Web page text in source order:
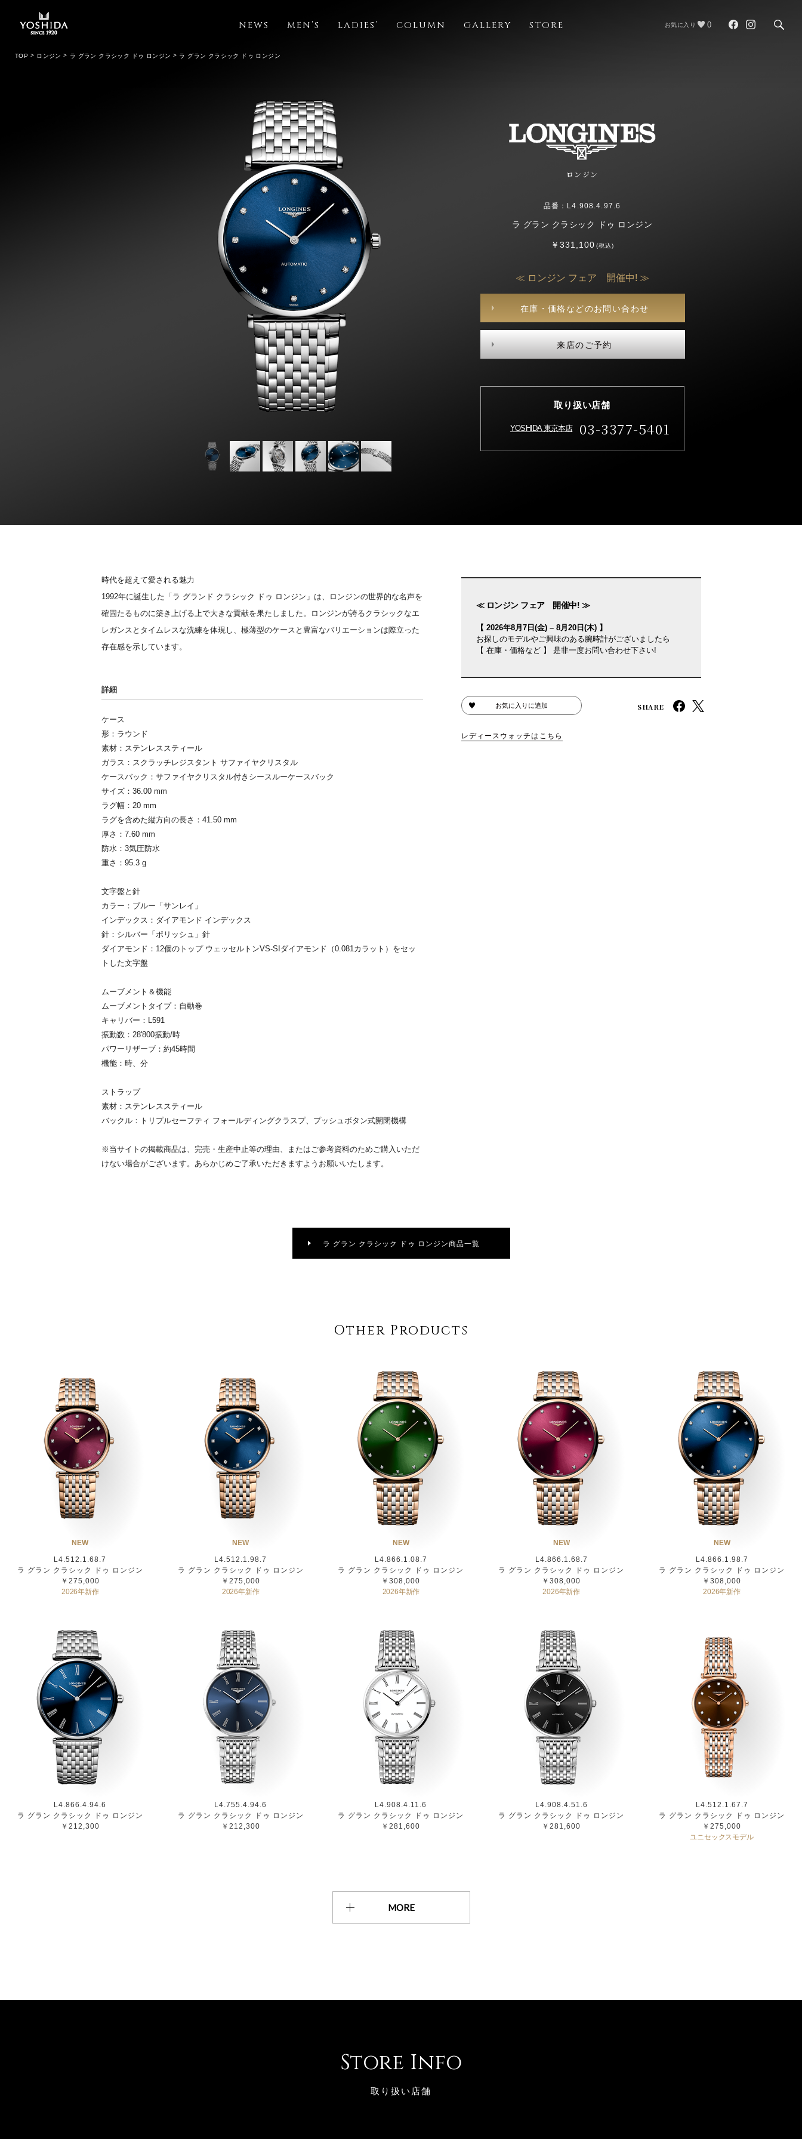
NEWS MEN’S LADIES’ COLUMN GALLERY STORE お気に入り 0
ロンジン
品番：L4.908.4.97.6
ラ グラン クラシック ドゥ ロンジン
￥331,100(税込)
≪ ロンジン フェア 開催中! ≫
在庫・価格などのお問い合わせ
来店のご予約
取り扱い店舗
YOSHIDA 東京本店 03-3377-5401
TOP ロンジン ラ グラン クラシック ドゥ ロンジン ラ グラン クラシック ドゥ ロンジン
時代を超えて愛される魅力
1992年に誕生した「ラ グランド クラシック ドゥ ロンジン」は、ロンジンの世界的な名声を
確固たるものに築き上げる上で大きな貢献を果たしました。ロンジンが誇るクラシックなエ
レガンスとタイムレスな洗練を体現し、極薄型のケースと豊富なバリエーションは際立った
存在感を示しています。
詳細
ケース
形：ラウンド
素材：ステンレススティール
ガラス：スクラッチレジスタント サファイヤクリスタル
ケースバック：サファイヤクリスタル付きシースルーケースバック
サイズ：36.00 mm
ラグ幅：20 mm
ラグを含めた縦方向の長さ：41.50 mm
厚さ：7.60 mm
防水：3気圧防水
重さ：95.3 g
文字盤と針
カラー：ブルー「サンレイ」
インデックス：ダイアモンド インデックス
針：シルバー「ポリッシュ」針
ダイアモンド：12個のトップ ウェッセルトンVS-SIダイアモンド（0.081カラット）をセッ
トした文字盤
ムーブメント＆機能
ムーブメントタイプ：自動巻
キャリバー：L591
振動数：28'800振動/時
パワーリザーブ：約45時間
機能：時、分
ストラップ
素材：ステンレススティール
バックル：トリプルセーフティ フォールディングクラスプ、プッシュボタン式開閉機構
※当サイトの掲載商品は、完売・生産中止等の理由、またはご参考資料のためご購入いただ
けない場合がございます。あらかじめご了承いただきますようお願いいたします。
≪ ロンジン フェア 開催中! ≫
【 2026年8月7日(金) – 8月20日(木) 】
お探しのモデルやご興味のある腕時計がございましたら
【 在庫・価格など 】 是非一度お問い合わせ下さい!
お気に入りに追加 SHARE
レディースウォッチはこちら
ラ グラン クラシック ドゥ ロンジン商品一覧
Other Products
NEW
L4.512.1.68.7
ラ グラン クラシック ドゥ ロンジン
￥275,000
2026年新作
NEW
L4.512.1.98.7
ラ グラン クラシック ドゥ ロンジン
￥275,000
2026年新作
NEW
L4.866.1.08.7
ラ グラン クラシック ドゥ ロンジン
￥308,000
2026年新作
NEW
L4.866.1.68.7
ラ グラン クラシック ドゥ ロンジン
￥308,000
2026年新作
NEW
L4.866.1.98.7
ラ グラン クラシック ドゥ ロンジン
￥308,000
2026年新作
L4.866.4.94.6
ラ グラン クラシック ドゥ ロンジン
￥212,300
L4.755.4.94.6
ラ グラン クラシック ドゥ ロンジン
￥212,300
L4.908.4.11.6
ラ グラン クラシック ドゥ ロンジン
￥281,600
L4.908.4.51.6
ラ グラン クラシック ドゥ ロンジン
￥281,600
L4.512.1.67.7
ラ グラン クラシック ドゥ ロンジン
￥275,000
ユニセックスモデル
MORE
Store Info
取り扱い店舗